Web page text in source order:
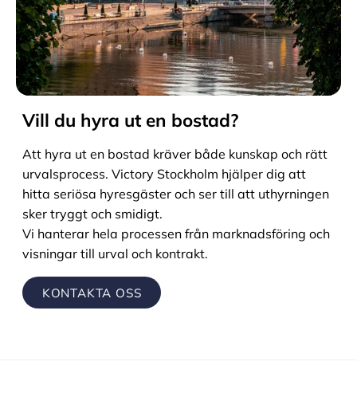
Vill du hyra ut en bostad?
Att hyra ut en bostad kräver både kunskap och rätt
urvalsprocess. Victory Stockholm hjälper dig att
hitta seriösa hyresgäster och ser till att uthyrningen
sker tryggt och smidigt.
Vi hanterar hela processen från marknadsföring och
visningar till urval och kontrakt.
KONTAKTA OSS